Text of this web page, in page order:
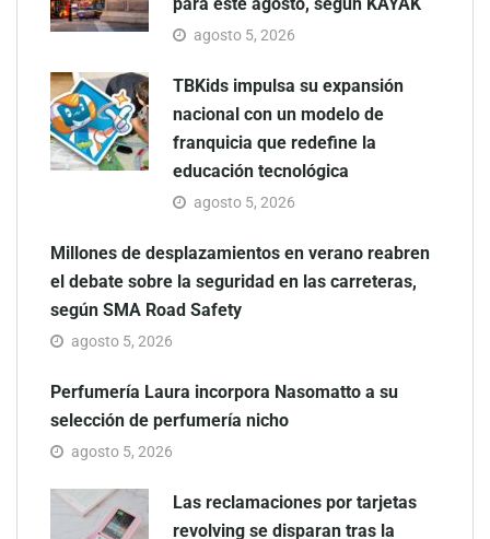
agosto 5, 2026
TBKids impulsa su expansión
nacional con un modelo de
franquicia que redefine la
educación tecnológica
agosto 5, 2026
Millones de desplazamientos en verano reabren
el debate sobre la seguridad en las carreteras,
según SMA Road Safety
agosto 5, 2026
Perfumería Laura incorpora Nasomatto a su
selección de perfumería nicho
agosto 5, 2026
Las reclamaciones por tarjetas
revolving se disparan tras la